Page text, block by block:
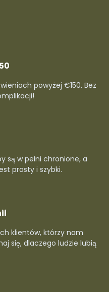
powyżej €150. Bez
są w pełni chronione, a
prosty i szybki.
klientów, którzy nam
się, dlaczego ludzie lubią